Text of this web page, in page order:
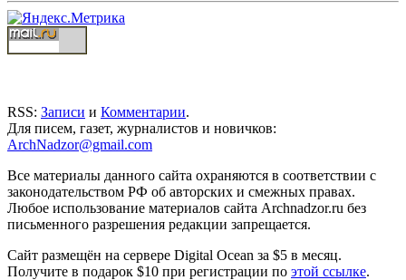
RSS: Записи и Комментарии.
Для писем, газет, журналистов и новичков:
ArchNadzor@gmail.com
Все материалы данного сайта охраняются в соответствии с
законодательством РФ об авторских и смежных правах.
Любое использование материалов сайта Archnadzor.ru без
письменного разрешения редакции запрещается.
Сайт размещён на сервере Digital Ocean за $5 в месяц.
Получите в подарок $10 при регистрации по этой ссылке.